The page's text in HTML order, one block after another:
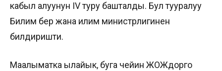
кабыл алуунун IV туру башталды. Бул тууралуу
Билим берүү жана илим министрлигинен
билдиришти.
Маалыматка ылайык, буга чейин ЖОЖдорго